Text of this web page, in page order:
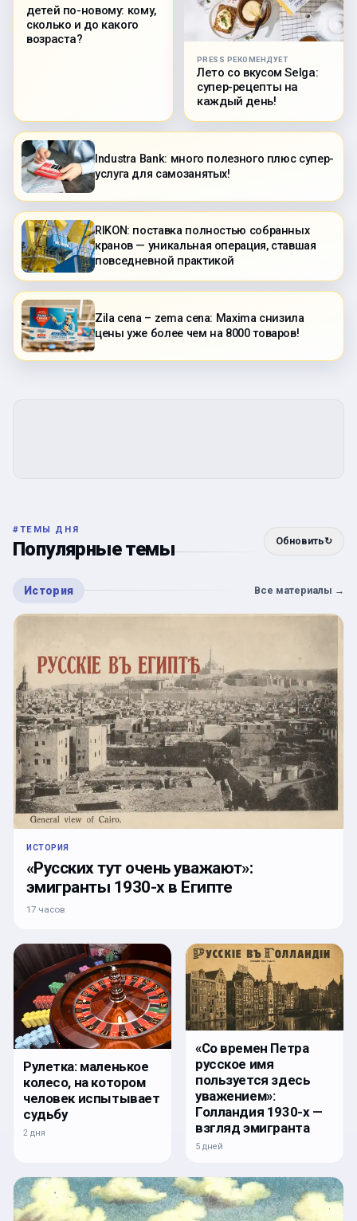
детей по-новому: кому,
сколько и до какого
возраста?
PRESS РЕКОМЕНДУЕТ
Лето со вкусом Selga:
супер-рецепты на
каждый день!
Industra Bank: много полезного плюс супер-
услуга для самозанятых!
RIKON: поставка полностью собранных
кранов — уникальная операция, ставшая
повседневной практикой
Zila cena – zema cena: Maxima снизила
цены уже более чем на 8000 товаров!
#ТЕМЫ ДНЯ
Популярные темы Обновить↻
История Все материалы →
ИСТОРИЯ
«Русских тут очень уважают»:
эмигранты 1930-х в Египте
17 часов
Рулетка: маленькое
колесо, на котором
человек испытывает
судьбу
2 дня
«Со времен Петра
русское имя
пользуется здесь
уважением»:
Голландия 1930-х —
взгляд эмигранта
5 дней